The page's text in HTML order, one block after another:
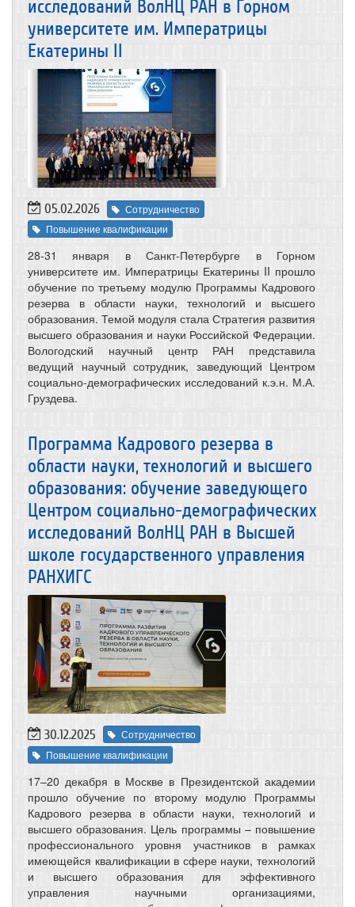
исследований ВолНЦ РАН в Горном
университете им. Императрицы
Екатерины II
05.02.2026
Сотрудничество
Повышение квалификации
28-31 января в Санкт-Петербурге в Горном
университете им. Императрицы Екатерины II прошло
обучение по третьему модулю Программы Кадрового
резерва в области науки, технологий и высшего
образования. Темой модуля стала Стратегия развития
высшего образования и науки Российской Федерации.
Вологодский научный центр РАН представила
ведущий научный сотрудник, заведующий Центром
социально-демографических исследований к.э.н. М.А.
Груздева.
Программа Кадрового резерва в
области науки, технологий и высшего
образования: обучение заведующего
Центром социально-демографических
исследований ВолНЦ РАН в Высшей
школе государственного управления
РАНХИГС
30.12.2025
Сотрудничество
Повышение квалификации
17–20 декабря в Москве в Президентской академии
прошло обучение по второму модулю Программы
Кадрового резерва в области науки, технологий и
высшего образования. Цель программы – повышение
профессионального уровня участников в рамках
имеющейся квалификации в сфере науки, технологий
и высшего образования для эффективного
управления научными организациями,